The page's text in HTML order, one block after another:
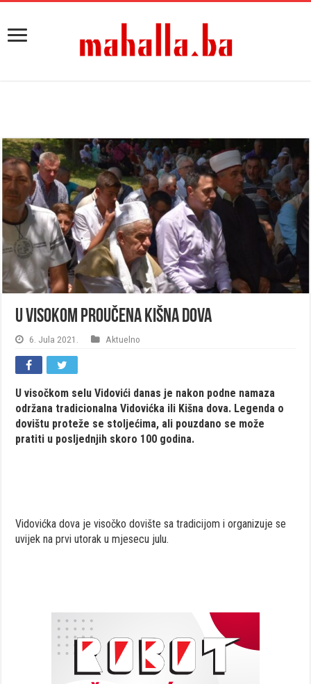
U Visokom proučena Kišna dova
6. Jula 2021. Aktuelno
U visočkom selu Vidovići danas je nakon podne namaza
održana tradicionalna Vidovićka ili Kišna dova. Legenda o
dovištu proteže se stoljećima, ali pouzdano se može
pratiti u posljednjih skoro 100 godina.
Vidovićka dova je visočko dovište sa tradicijom i organizuje se
uvijek na prvi utorak u mjesecu julu.